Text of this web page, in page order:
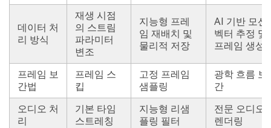
데이터 처
리 방식
재생 시점
의 스트림
파라미터
변조
지능형 프레
임 재배치 및
물리적 저장
AI 기반 모션
벡터 추정 및
프레임 생성
프레임 보
간법
프레임 스
킵
고정 프레임
샘플링
광학 흐름 보
간
오디오 처
리
기본 타임
스트레칭
지능형 리샘
플링 필터
전문 오디오
렌더링